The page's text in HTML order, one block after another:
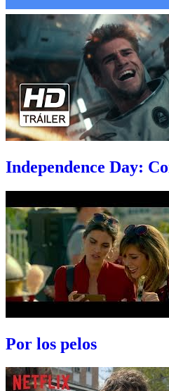
Independence Day:
Por los pelos